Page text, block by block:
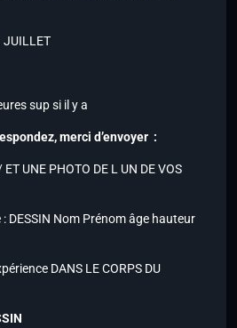
JUILLET
sup si il y a
merci d’envoyer :
UNE PHOTO DE L UN DE VOS
DESSIN Nom Prénom âge hauteur
DANS LE CORPS DU